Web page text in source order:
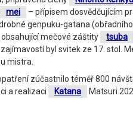
mei
– přípisem dosvědčujícím
genpuku-gatana
mečové záštity
tsuba
byl svitek ze 17. stol.
mistra.
zúčastnilo téměř 800
a realizaci
Katana
Matsuri